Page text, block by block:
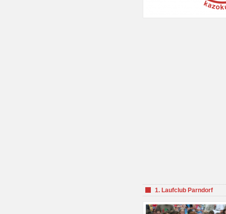
1. Laufclub Parndorf